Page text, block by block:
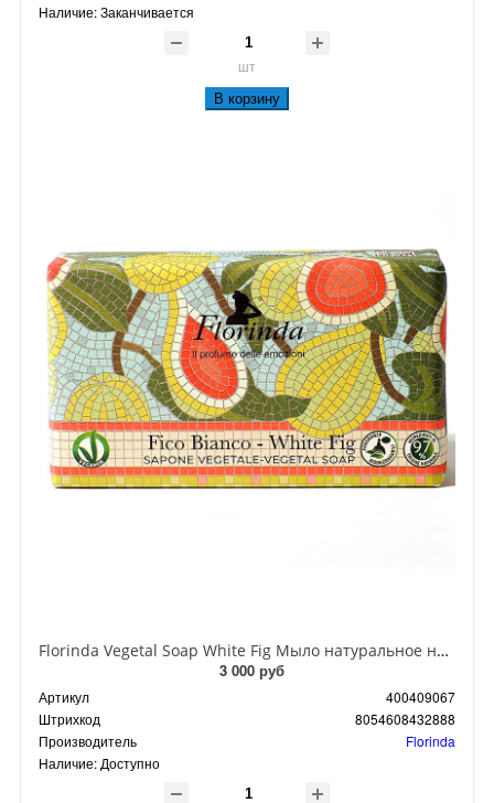
Наличие:Заканчивается
шт
В корзину
Florinda Vegetal Soap White Fig Мыло натуральное на основе растительных масел Белый Инжир 200 гр
3 000 руб
Артикул
400409067
Штрихкод
8054608432888
Производитель
Florinda
Наличие: Доступно